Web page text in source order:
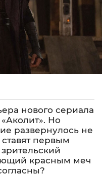
нового сериала
Но
развернулось не
первым
красным меч